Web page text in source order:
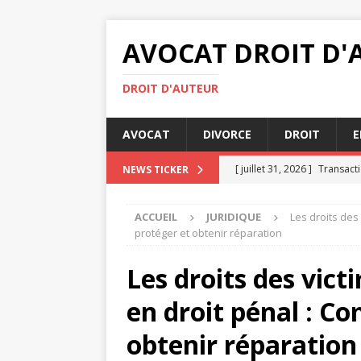
AVOCAT DROIT
DROIT D'AUTEUR
AVOCAT DIVORCE DROIT
NEWS TICKER [ juillet 31, 2026 ]
[ juillet 27, 2026 ] Rédiger
[ juillet 26, 2026 ] Bailleur
IMMOBILIER
[ août 4, 2026 ]
ACCUEIL JURIDIQUE
Les droits
protéger et obtenir réparation
Les droits des
en droit pénal :
obtenir réparation